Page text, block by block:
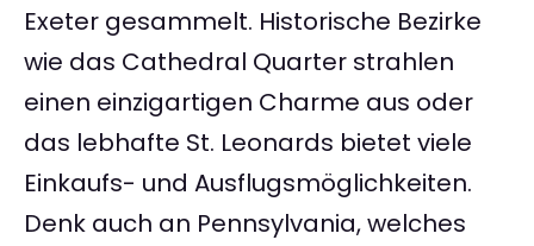
Exeter gesammelt. Historische Bezirke
wie das Cathedral Quarter strahlen
einen einzigartigen Charme aus oder
das lebhafte St. Leonards bietet viele
Einkaufs- und Ausflugsmöglichkeiten.
Denk auch an Pennsylvania, welches